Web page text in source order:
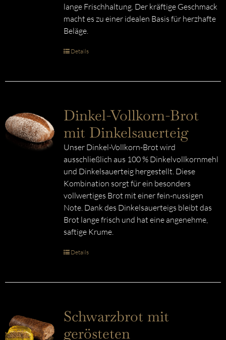
lange Frischhaltung. Der kräftige Geschmack
macht es zu einer idealen Basis für herzhafte
Beläge.
Details
Dinkel-Vollkorn-Brot
mit Dinkelsauerteig
Unser Dinkel-Vollkorn-Brot wird
ausschließlich aus 100 % Dinkelvollkornmehl
und Dinkelsauerteig hergestellt. Diese
Kombination sorgt für ein besonders
vollwertiges Brot mit einer fein-nussigen
Note. Dank des Dinkelsauerteigs bleibt das
Brot lange frisch und hat eine angenehme,
saftige Krume.
Details
Schwarzbrot mit
gerösteten